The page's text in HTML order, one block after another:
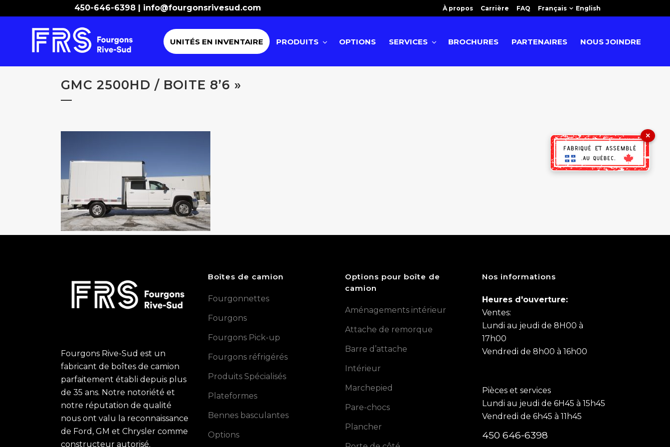
450-646-6398 | info@fourgonsrivesud.com À propos Carrière FAQ Français English
UNITÉS EN INVENTAIRE PRODUITS OPTIONS SERVICES BROCHURES PARTENAIRES NOUS JOINDRE
GMC 2500HD / BOITE 8’6 »
Fourgons Rive-Sud est un
fabricant de boîtes de camion
parfaitement établi depuis plus
de 35 ans. Notre notoriété et
notre réputation de qualité
nous ont valu la reconnaissance
de Ford, GM et Chrysler comme
constructeur autorisé.
Boîtes de camion
Fourgonnettes
Fourgons
Fourgons Pick-up
Fourgons réfrigérés
Produits Spécialisés
Plateformes
Bennes basculantes
Options
Options pour boîte de
camion
Aménagements intérieur
Attache de remorque
Barre d’attache
Intérieur
Marchepied
Pare-chocs
Plancher
Nos informations
Heures d'ouverture:
Ventes:
Lundi au jeudi de 8H00 à
17h00
Vendredi de 8h00 à 16h00
Pièces et services
Lundi au jeudi de 6H45 à 15h45
Vendredi de 6h45 à 11h45
450 646-6398
×